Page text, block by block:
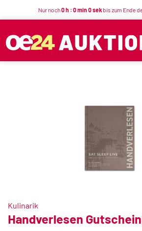
Nur noch0 h : 0 min 0 sekbis zum Ende
Kulinarik
Handverlesen